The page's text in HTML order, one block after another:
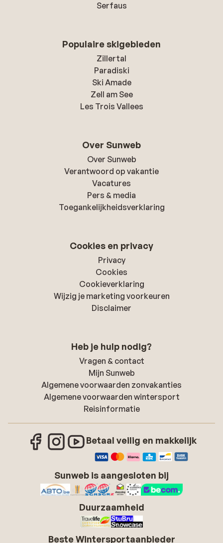
Serfaus
Populaire skigebieden
Zillertal
Paradiski
Ski Amade
Zell am See
Les Trois Vallees
Over Sunweb
Over Sunweb
Verantwoord op vakantie
Vacatures
Pers & media
Toegankelijkheidsverklaring
Cookies en privacy
Privacy
Cookies
Cookieverklaring
Wijzig je marketing voorkeuren
Disclaimer
Heb je hulp nodig?
Vragen & contact
Mijn Sunweb
Algemene voorwaarden zonvakanties
Algemene voorwaarden wintersport
Reisinformatie
Betaal veilig en makkelijk
Sunweb is aangesloten bij
Duurzaamheid
Beste Wintersportaanbieder